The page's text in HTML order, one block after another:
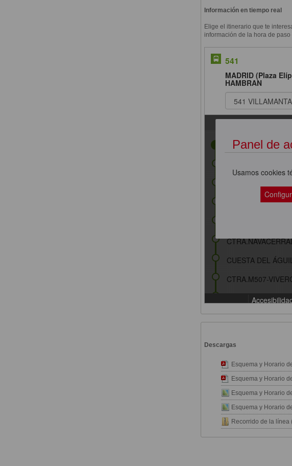
Información en tiempo real
Elige el itinerario que te
información de la hora de
Descargas
Esquema y Horario
Esquema y Horario
Esquema y Horario
Esquema y Horario
Recorrido de la línea